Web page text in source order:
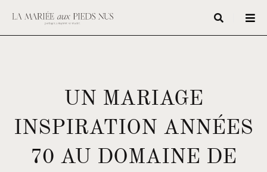
UN MARIAGE
INSPIRATION ANNÉES
70 AU DOMAINE DE